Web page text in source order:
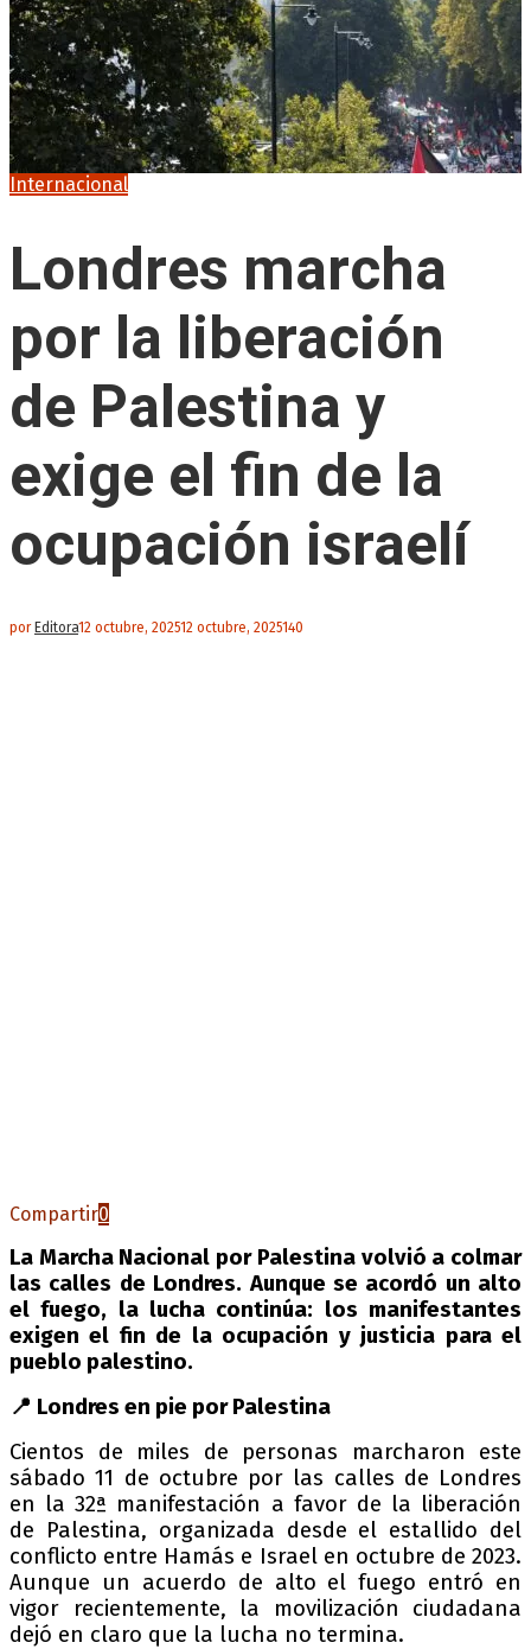
Internacional
Londres marcha
por la liberación
de Palestina y
exige el fin de la
ocupación israelí
porEditora12 octubre, 202512 octubre, 2025140
Compartir0
La Marcha Nacional por Palestina volvió a colmar
las calles de Londres. Aunque se acordó un alto
el fuego, la lucha continúa: los manifestantes
exigen el fin de la ocupación y justicia para el
pueblo palestino.
📍 Londres en pie por Palestina
Cientos de miles de personas marcharon este
sábado 11 de octubre por las calles de Londres
en la 32ª manifestación a favor de la liberación
de Palestina, organizada desde el estallido del
conflicto entre Hamás e Israel en octubre de 2023.
Aunque un acuerdo de alto el fuego entró en
vigor recientemente, la movilización ciudadana
dejó en claro que la lucha no termina.